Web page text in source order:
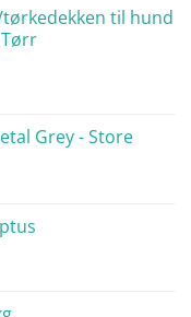
tørkedekken til hund
Grey - Store